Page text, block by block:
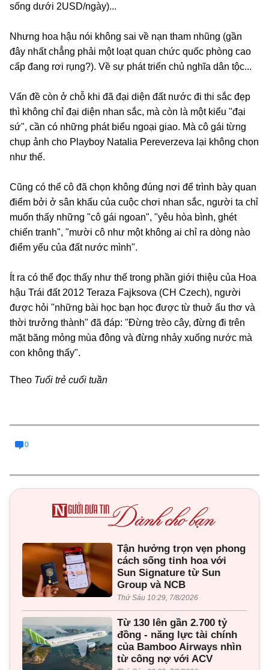
sống dưới 2USD/ngày)...
Nhưng hoa hậu nói không sai về nạn tham nhũng (gần
đây nhất chẳng phải một loạt quan chức quốc phòng cao
cấp đang rơi rụng?). Về sự phát triển chủ nghĩa dân tộc...
Vấn đề còn ở chỗ khi đã đại diện đất nước đi thi sắc đẹp
thì không chỉ đại diện nhan sắc, mà còn là một kiểu "đại
sứ", cần có những phát biểu ngoại giao. Mà cô gái từng
chụp ảnh cho Playboy Natalia Pereverzeva lại không chọn
như thế.
Cũng có thể cô đã chọn không đúng nơi để trình bày quan
điểm bởi ở sân khấu của cuộc chơi nhan sắc, người ta chỉ
muốn thấy những "cô gái ngoan", "yêu hòa bình, ghét
chiến tranh", "mười cô như một không ai chỉ ra dòng nào
điểm yếu của đất nước mình".
Ít ra có thể đọc thấy như thế trong phần giới thiệu của Hoa
hậu Trái đất 2012 Teraza Fajksova (CH Czech), người
được hỏi "những bài học bạn học được từ thuở ấu thơ và
thời trưởng thành" đã đáp: "Đừng trèo cây, đừng đi trên
mặt băng mỏng mùa đông và đừng nhảy xuống nước mà
con không thấy".
Theo Tuổi trẻ cuối tuần
0
Tận hưởng trọn vẹn phong
cách sống tinh hoa với
Sun Signature từ Sun
Group và NCB
Thứ Sáu 10:29, 7/8/2026
Từ 130 lên gần 2.700 tỷ
đồng - năng lực tài chính
của Bamboo Airways nhìn
từ công nợ với ACV